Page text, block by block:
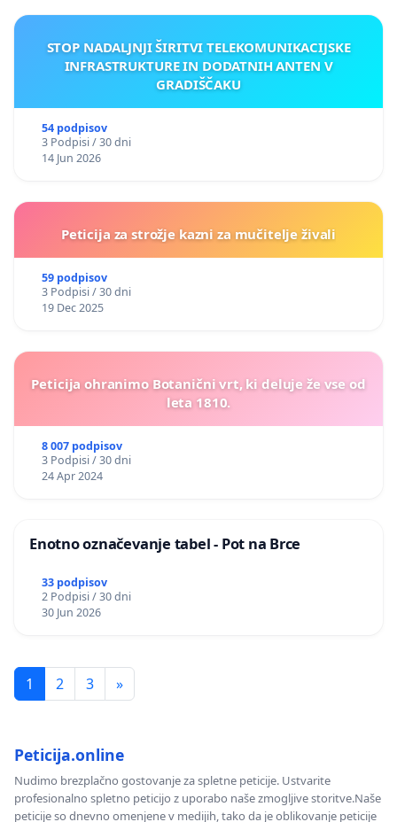
STOP NADALJNJI ŠIRITVI TELEKOMUNIKACIJSKE
INFRASTRUKTURE IN DODATNIH ANTEN V
GRADIŠČAKU
54 podpisov
3 Podpisi / 30 dni
14 Jun 2026
Peticija za strožje kazni za mučitelje živali
59 podpisov
3 Podpisi / 30 dni
19 Dec 2025
Peticija ohranimo Botanični vrt, ki deluje že vse od
leta 1810.
8 007 podpisov
3 Podpisi / 30 dni
24 Apr 2024
Enotno označevanje tabel - Pot na Brce
33 podpisov
2 Podpisi / 30 dni
30 Jun 2026
1 2 3 »
Peticija.online
Nudimo brezplačno gostovanje za spletne peticije. Ustvarite
profesionalno spletno peticijo z uporabo naše zmogljive storitve.Naše
peticije so dnevno omenjene v medijih, tako da je oblikovanje peticije